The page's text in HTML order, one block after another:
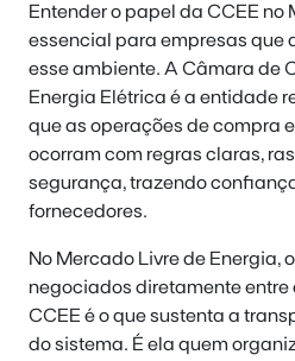
Entender o papel da CCEE no
essencial para empresas que
esse ambiente. A Câmara de
Energia Elétrica é a entidade
que as operações de compra
ocorram com regras claras,
segurança, trazendo
fornecedores.
No Mercado Livre de Energia,
negociados diretamente
CCEE é o que sustenta a
do sistema. É ela quem